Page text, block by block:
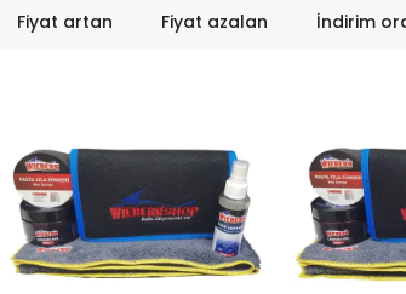
Fiyat artan Fiyat azalan İndirim